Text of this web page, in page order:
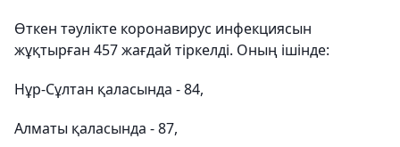
Өткен тәулікте коронавирус инфекциясын
жұқтырған 457 жағдай тіркелді. Оның ішінде:
Нұр-Сұлтан қаласында - 84,
Алматы қаласында - 87,